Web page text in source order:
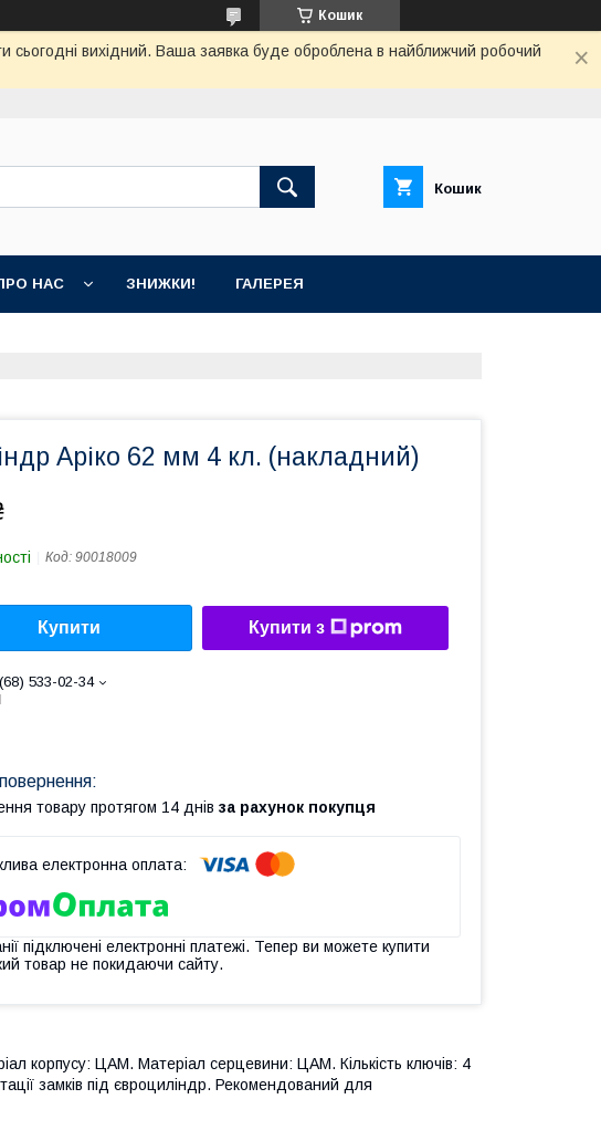
Кошик
сьогодні вихідний. Ваша заявка буде оброблена в найближчий робочий
Кошик
НАС ЗНИЖКИ! ГАЛЕРЕЯ
Аріко 62 мм 4 кл. (накладний)
Код: 90018009
Купити Купити з
533-02-34
товару протягом 14 днів за рахунок покупця
підключені електронні платежі. Тепер ви можете купити
товар не покидаючи сайту.
корпусу: ЦАМ. Матеріал серцевини: ЦАМ. Кількість ключів: 4
замків під євроциліндр. Рекомендований для